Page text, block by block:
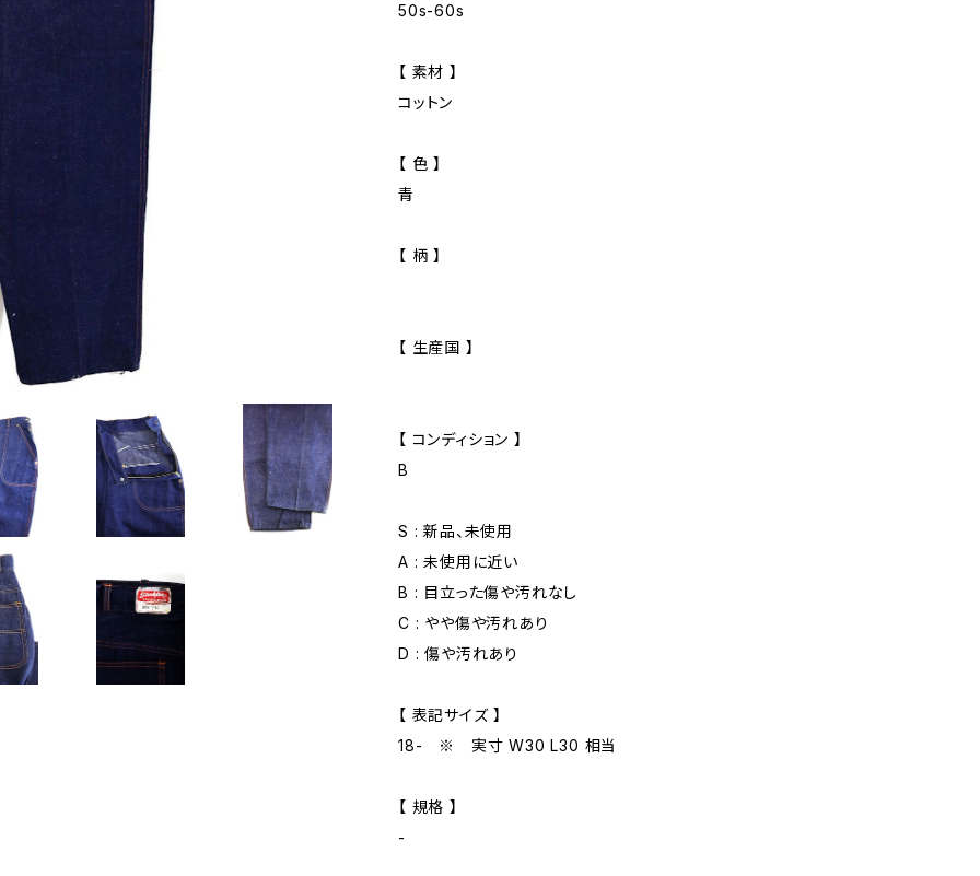
50s-60s
【 素材 】
コットン
【 色 】
青
【 柄 】
【 生産国 】
【 コンディション 】
B
S : 新品、未使用
A : 未使用に近い
B : 目立った傷や汚れなし
C : やや傷や汚れあり
D : 傷や汚れあり
【 表記サイズ 】
18- ※ 実寸 W30 L30 相当
【 規格 】
-